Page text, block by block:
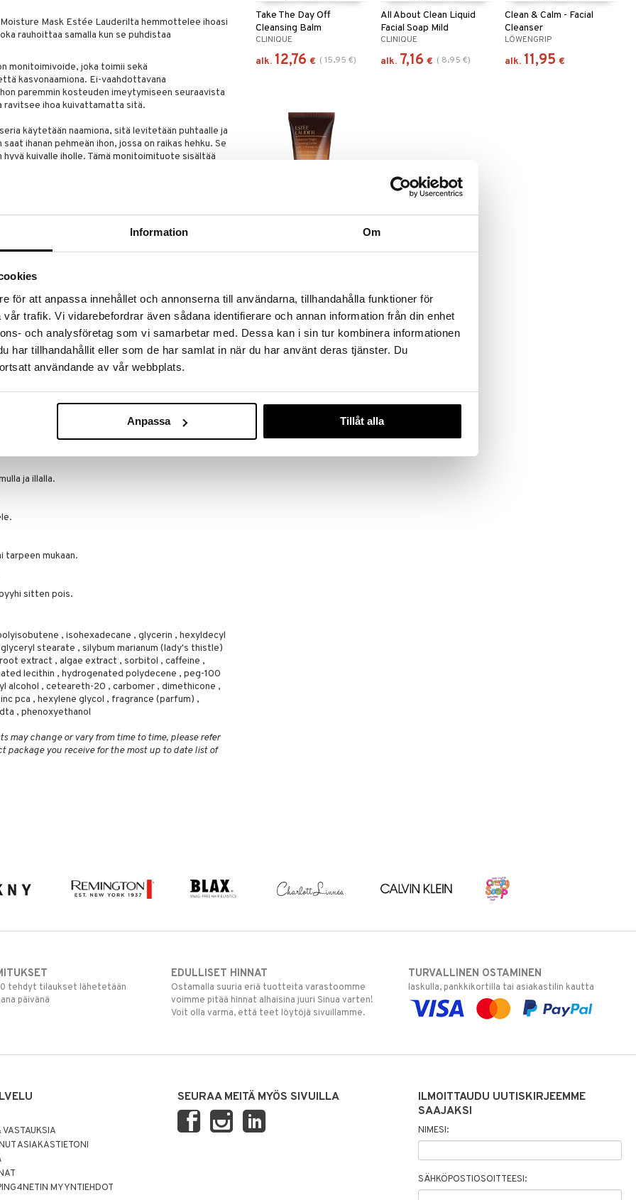
Information Om
för att anpassa innehållet och annonserna till användarna, tillhandahålla funktioner för
trafik. Vi vidarebefordrar även sådana identifierare och annan information från din enhet
och analysföretag som vi samarbetar med. Dessa kan i sin tur kombinera informationen
har tillhandahållit eller som de har samlat in när du har använt deras tjänster. Du
användande av vår webbplats.
Anpassa Tillåt alla
Mask Estée Lauderilta hemmottelee ihoasi
rauhoittaa samalla kun se puhdistaa
monitoimivoide, joka toimii sekä
kasvonaamiona. Ei-vaahdottavana
paremmin kosteuden imeytymiseen seuraavista
ravitsee ihoa kuivattamatta sitä.
käytetään naamiona, sitä levitetään puhtaalle ja
ihanan pehmeän ihon, jossa on raikas hehku. Se
kuivalle iholle. Tämä monitoimituote sisältää
ihon.
ihanteellinen kuivalle iholle.
kosteuttavana kasvonaamiona.
ja antaa miellyttävän tunteen. Yhdistää
ja mineraalit todistettuun ihonhoito-
ja illalla.
tarpeen mukaan.
sitten pois.
, isohexadecane , glycerin , hexyldecyl
stearate , silybum marianum (lady's thistle)
extract , algae extract , sorbitol , caffeine ,
lecithin , hydrogenated polydecene , peg-100
alcohol , ceteareth-20 , carbomer , dimethicone ,
pca , hexylene glycol , fragrance (parfum) ,
, phenoxyethanol
may change or vary from time to time, please refer
you receive for the most up to date list of
Take The Day Off
Cleansing Balm
CLINIQUE
alk. 12,76 € ( 15,95 €)
All About Clean Liquid
Facial Soap Mild
CLINIQUE
alk. 7,16 € ( 8,95 €)
Clean & Calm - Facial
Cleanser
LÖWENGRIP
alk. 11,95 €
ESTÉE LAUDER
tehdyt tilaukset lähetetään
päivänä
EDULLISET HINNAT
Ostamalla suuria eriä tuotteita varastoomme
voimme pitää hinnat alhaisina juuri Sinua varten!
Voit olla varma, että teet löytöjä sivuillamme.
TURVALLINEN OSTAMINEN
laskulla, pankkikortilla tai asiakastilin kautta
ASIAKASTIETONI
MYYNTIEHDOT
SEURAA MEITÄ MYÖS SIVUILLA
ILMOITTAUDU UUTISKIRJEEMME
SAAJAKSI
NIMESI:
SÄHKÖPOSTIOSOITTEESI: